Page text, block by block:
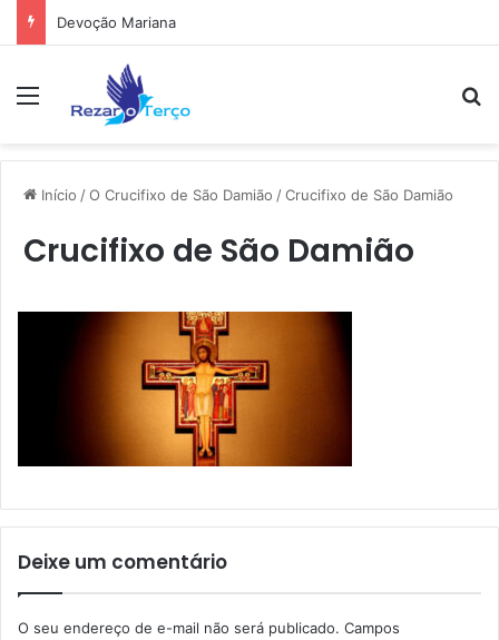
Devoção Mariana
Menu
Início /O Crucifixo de São Damião /Crucifixo de São Damião
Crucifixo de São Damião
Deixe um comentário
O seu endereço de e-mail não será publicado. Campos